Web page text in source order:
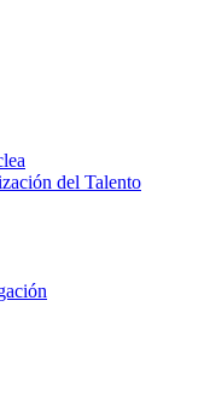
del Talento